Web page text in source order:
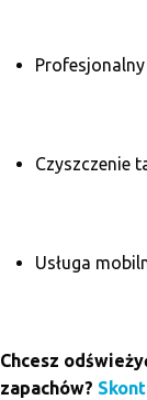
Czyszczenie
Usługa
Chcesz
zapachów?